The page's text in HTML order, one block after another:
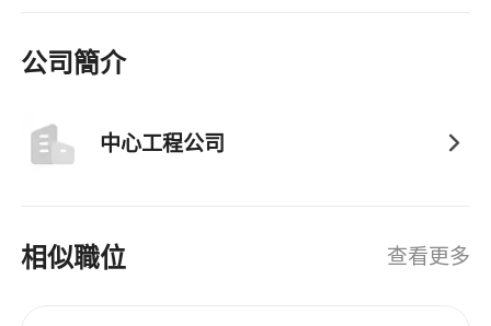
公司簡介
中心工程公司
相似職位 查看更多